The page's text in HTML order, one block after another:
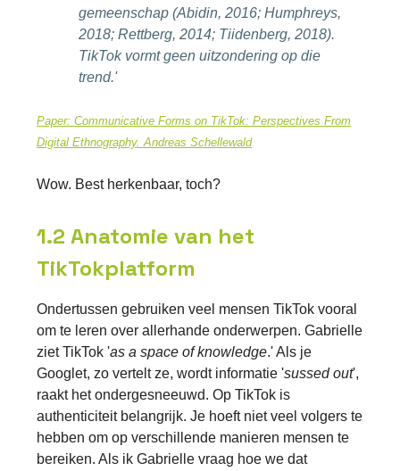
gemeenschap (Abidin, 2016; Humphreys,
2018; Rettberg, 2014; Tiidenberg, 2018).
TikTok vormt geen uitzondering op die
trend.'
Paper: Communicative Forms on TikTok: Perspectives From
Digital Ethnography. Andreas Schellewald
Wow. Best herkenbaar, toch?
1.2 Anatomie van het
TikTokplatform
Ondertussen gebruiken veel mensen TikTok vooral
om te leren over allerhande onderwerpen. Gabrielle
ziet TikTok 'as a space of knowledge.' Als je
Googlet, zo vertelt ze, wordt informatie 'sussed out',
raakt het ondergesneeuwd. Op TikTok is
authenticiteit belangrijk. Je hoeft niet veel volgers te
hebben om op verschillende manieren mensen te
bereiken. Als ik Gabrielle vraag hoe we dat